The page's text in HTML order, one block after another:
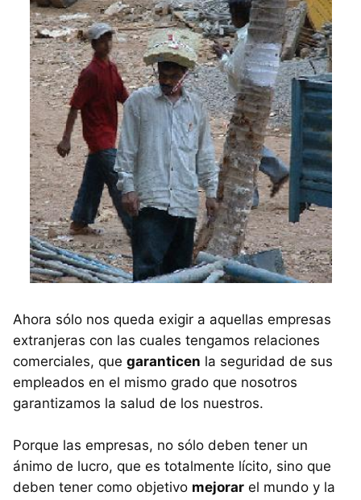
Ahora sólo nos queda exigir a aquellas empresas
extranjeras con las cuales tengamos relaciones
comerciales, que garanticen la seguridad de sus
empleados en el mismo grado que nosotros
garantizamos la salud de los nuestros.
Porque las empresas, no sólo deben tener un
ánimo de lucro, que es totalmente lícito, sino que
deben tener como objetivo mejorar el mundo y la